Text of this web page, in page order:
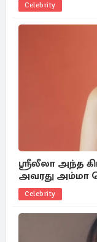
Celebrity
ஸ்ரீலீலா அந்த
அவரது அம்மா
Celebrity